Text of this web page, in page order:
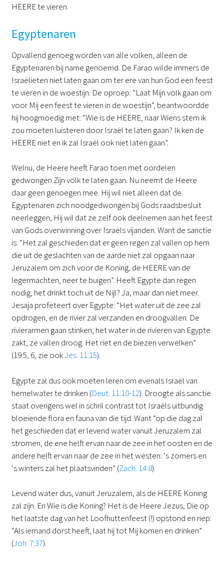
HEERE te vieren.
Egyptenaren
Opvallend genoeg worden van alle volken, alleen de
Egyptenaren bij name genoemd. De Farao wilde immers de
Israëlieten niet laten gaan om ter ere van hun God een feest
te vieren in de woestijn. De oproep: “Laat Mijn volk gaan om
voor Mij een feest te vieren in de woestijn”, beantwoordde
hij hoogmoedig met: “Wie is de HEERE, naar Wiens stem ik
zou moeten luisteren door Israël te laten gaan? Ik ken de
HEERE niet en ik zal Israël ook niet laten gaan”.
Welnu, de Heere heeft Farao toen met oordelen
gedwongen Zijn volk te laten gaan. Nu neemt de Heere
daar geen genoegen mee. Hij wil niet alleen dat de
Egyptenaren zich noodgedwongen bij Gods raadsbesluit
neerleggen, Hij wil dat ze zelf ook deelnemen aan het feest
van Gods overwinning over Israëls vijanden. Want de sanctie
is: “Het zal geschieden dat er geen regen zal vallen op hem
die uit de geslachten van de aarde niet zal opgaan naar
Jeruzalem om zich voor de Koning, de HEERE van de
legermachten, neer te buigen”. Heeft Egypte dan regen
nodig, het drinkt toch uit de Nijl? Ja, maar dan niet meer.
Jesaja profeteert over Egypte: “Het water uit de zee zal
opdrogen, en de rivier zal verzanden en droogvallen. De
rivierarmen gaan stinken; het water in de rivieren van Egypte
zakt, ze vallen droog. Het riet en de biezen verwelken”
(19:5, 6, zie ookJes. 11:15).
Egypte zal dus ook moeten leren om evenals Israël van
hemelwater te drinken (Deut. 11:10-12). Droogte als sanctie
staat overigens wel in schril contrast tot Israëls uitbundig
bloeiende flora en fauna van die tijd. Want “op die dag zal
het geschieden dat er levend water vanuit Jeruzalem zal
stromen, de ene helft ervan naar de zee in het oosten en de
andere helft ervan naar de zee in het westen: ‘s zomers en
‘s winters zal het plaatsvinden” (Zach. 14:8).
Levend water dus, vanuit Jeruzalem, als de HEERE Koning
zal zijn. En Wie is die Koning? Het is de Heere Jezus, Die op
het laatste dag van het Loofhuttenfeest (!) opstond en riep:
“Als iemand dorst heeft, laat hij tot Mij komen en drinken”
(Joh. 7:37).